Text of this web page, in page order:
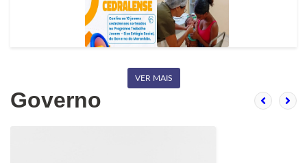
VER MAIS
Governo